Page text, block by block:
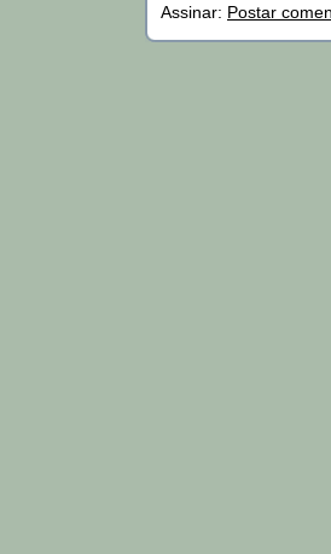
Assinar: Postar